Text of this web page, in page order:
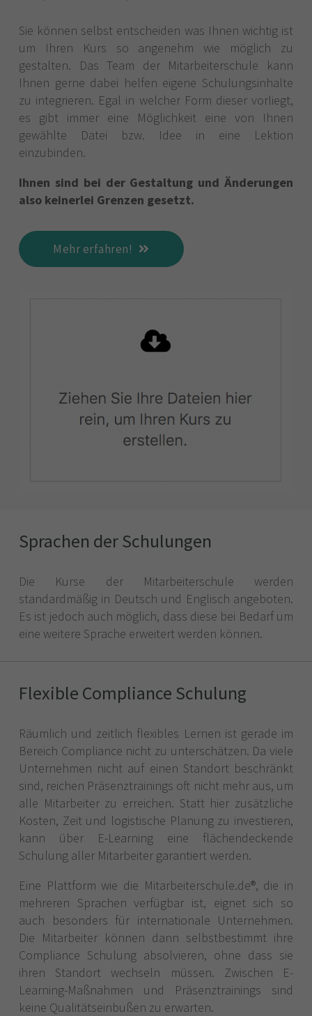
Sie können selbst entscheiden was Ihnen wichtig ist
um Ihren Kurs so angenehm wie möglich zu
gestalten. Das Team der Mitarbeiterschule kann
Ihnen gerne dabei helfen eigene Schulungsinhalte
zu integrieren. Egal in welcher Form dieser vorliegt,
es gibt immer eine Möglichkeit eine von Ihnen
gewählte Datei bzw. Idee in eine Lektion
einzubinden.
Ihnen sind bei der Gestaltung und Änderungen
also keinerlei Grenzen gesetzt.
Mehr erfahren!
Sprachen der Schulungen
Die Kurse der Mitarbeiterschule werden
standardmäßig in Deutsch und Englisch angeboten.
Es ist jedoch auch möglich, dass diese bei Bedarf um
eine weitere Sprache erweitert werden können.
Flexible Compliance Schulung
Räumlich und zeitlich flexibles Lernen ist gerade im
Bereich Compliance nicht zu unterschätzen. Da viele
Unternehmen nicht auf einen Standort beschränkt
sind, reichen Präsenztrainings oft nicht mehr aus, um
alle Mitarbeiter zu erreichen. Statt hier zusätzliche
Kosten, Zeit und logistische Planung zu investieren,
kann über E-Learning eine flächendeckende
Schulung aller Mitarbeiter garantiert werden.
Eine Plattform wie die Mitarbeiterschule.de®, die in
mehreren Sprachen verfügbar ist, eignet sich so
auch besonders für internationale Unternehmen.
Die Mitarbeiter können dann selbstbestimmt ihre
Compliance Schulung absolvieren, ohne dass sie
ihren Standort wechseln müssen. Zwischen E-
Learning-Maßnahmen und Präsenztrainings sind
keine Qualitätseinbußen zu erwarten.